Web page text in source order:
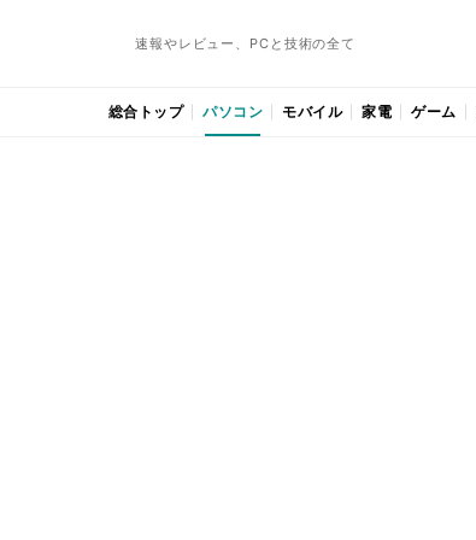
速報やレビュー、PCと技術の全て
総合トップ パソコン モバイル 家電 ゲーム